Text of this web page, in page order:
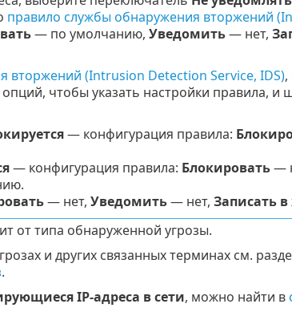
правило службы обнаружения вторжений
— по умолчанию, Уведомить— нет,
вторжений (Intrusion Detection Service, IDS),
чтобы указать настройки правила, и
— конфигурация правила:
— конфигурация правила: Блокировать—
— нет, Уведомить— нет, Записать
от типа обнаруженной угрозы.
и других связанных терминах см.
.
IP-адреса в сети, можно найти в